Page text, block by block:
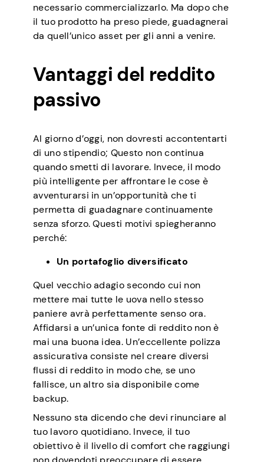
necessario commercializzarlo. Ma dopo che
il tuo prodotto ha preso piede, guadagnerai
da quell’unico asset per gli anni a venire.
Vantaggi del reddito
passivo
Al giorno d’oggi, non dovresti accontentarti
di uno stipendio; Questo non continua
quando smetti di lavorare. Invece, il modo
più intelligente per affrontare le cose è
avventurarsi in un’opportunità che ti
permetta di guadagnare continuamente
senza sforzo. Questi motivi spiegheranno
perché:
Un portafoglio diversificato
Quel vecchio adagio secondo cui non
mettere mai tutte le uova nello stesso
paniere avrà perfettamente senso ora.
Affidarsi a un’unica fonte di reddito non è
mai una buona idea. Un’eccellente polizza
assicurativa consiste nel creare diversi
flussi di reddito in modo che, se uno
fallisce, un altro sia disponibile come
backup.
Nessuno sta dicendo che devi rinunciare al
tuo lavoro quotidiano. Invece, il tuo
obiettivo è il livello di comfort che raggiungi